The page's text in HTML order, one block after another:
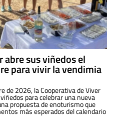
abre sus viñedos el
para vivir la vendimia
de 2026, la Cooperativa de Viver
para celebrar una nueva
propuesta de enoturismo que
más esperados del calendario